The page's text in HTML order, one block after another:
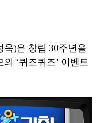
욱)은 창립 30주년을
‘퀴즈퀴즈’ 이벤트